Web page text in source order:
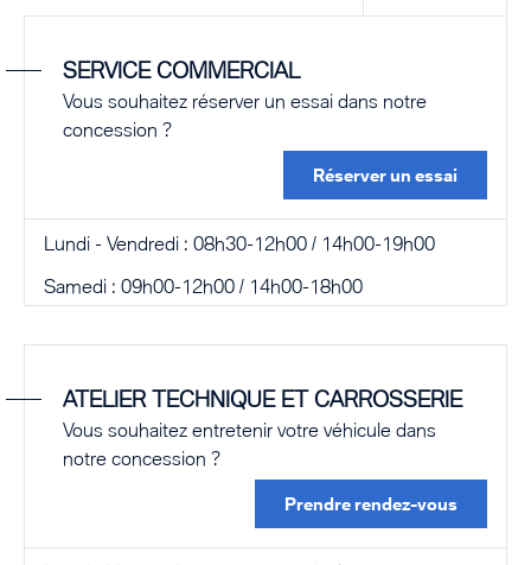
SERVICE COMMERCIAL
Vous souhaitez réserver un essai dans notre
concession ?
Réserver un essai
Lundi - Vendredi : 08h30-12h00 / 14h00-19h00
Samedi : 09h00-12h00 / 14h00-18h00
ATELIER TECHNIQUE ET CARROSSERIE
Vous souhaitez entretenir votre véhicule dans
notre concession ?
Prendre rendez-vous